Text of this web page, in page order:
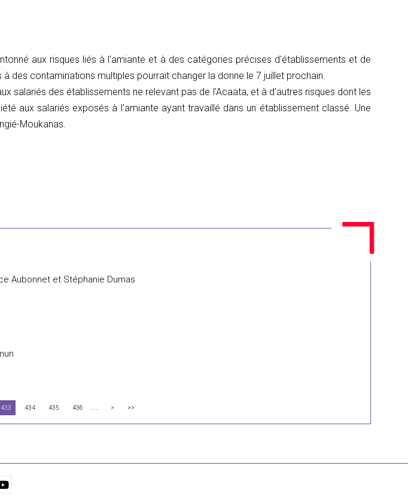
aux risques liés à l'amiante et à des catégories précises d'établissements et de
des contaminations multiples pourrait changer la donne le 7 juillet prochain.
salariés des établissements ne relevant pas de l'Acaata, et à d'autres risques dont les
aux salariés exposés à l'amiante ayant travaillé dans un établissement classé. Une
Moukanas.
Aubonnet et Stéphanie Dumas
433 434 435 436 ... > >>